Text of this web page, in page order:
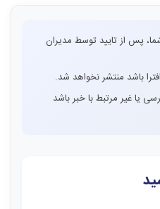
پس از تایید توسط مدیران
باشد منتشر نخواهد شد.
یا غیر مرتبط با خبر باشد